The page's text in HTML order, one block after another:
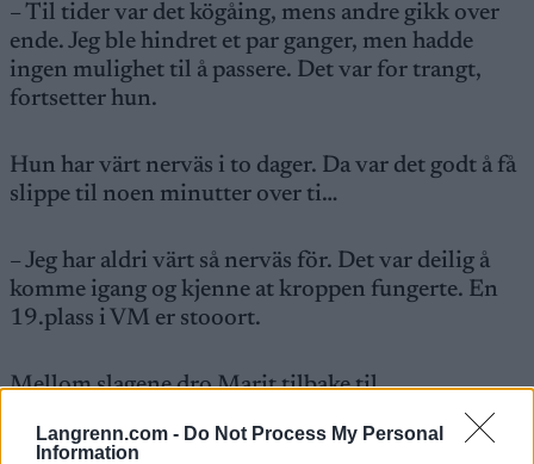
Langrenn.com - Do Not Process My Personal
Information
– Til tider var det kögåing, mens andre gikk over
ende. Jeg ble hindret et par ganger, men hadde
ingen mulighet til å passere. Det var for trangt,
fortsetter hun.
Hun har värt nerväs i to dager. Da var det godt å få
slippe til noen minutter over ti…
– Jeg har aldri värt så nerväs för. Det var deilig å
komme igang og kjenne at kroppen fungerte. En
19.plass i VM er stooort.
Mellom slagene dro Marit tilbake til